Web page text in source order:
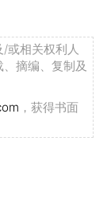
或相关权利人
摘编、复制及
，获得书面